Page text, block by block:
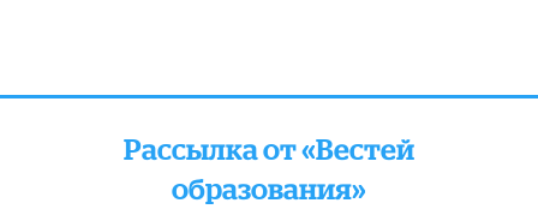
Рассылка от «Вестей
образования»